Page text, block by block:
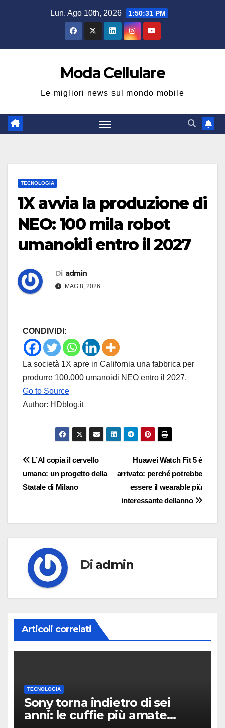
Lun. Ago 10th, 2026 1:50:32 PM
Moda Cellulare
Le migliori news sul mondo mobile
TECNOLOGIA
1X avvia la produzione di
NEO: 100 mila robot
umanoidi entro il 2027
Di admin
MAG 8, 2026
CONDIVIDI:
La società 1X apre in California una fabbrica per
produrre 100.000 umanoidi NEO entro il 2027.
Go to Source
Author: HDblog.it
Navigazione
articoli
Huawei Watch Fit 5 è
arrivato: perché potrebbe
essere il wearable più
interessante dellanno
L’AI copia il cervello
umano: un progetto della
Statale di Milano
Di admin
Articoli correlati
TECNOLOGIA
Sony torna indietro di sei
anni: le cuffie più amate